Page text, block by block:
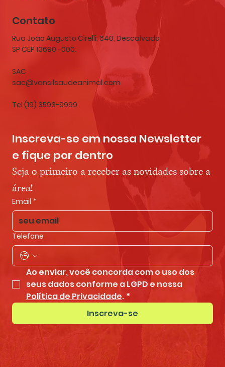
Contato
Rua João Augusto Cirelli, 640, Descalvado
SP CEP 13690 -000.
SAC
sac@vansilsaudeanimal.com
Tel (19) 3593-9999
Inscreva-se em nossa Newsletter
e fique por dentro
Seja o primeiro a receber as novidades sobre a
área!
Email *
Telefone
Ao enviar, você concorda com o uso dos
Política de Privacidade. *
Inscreva-se